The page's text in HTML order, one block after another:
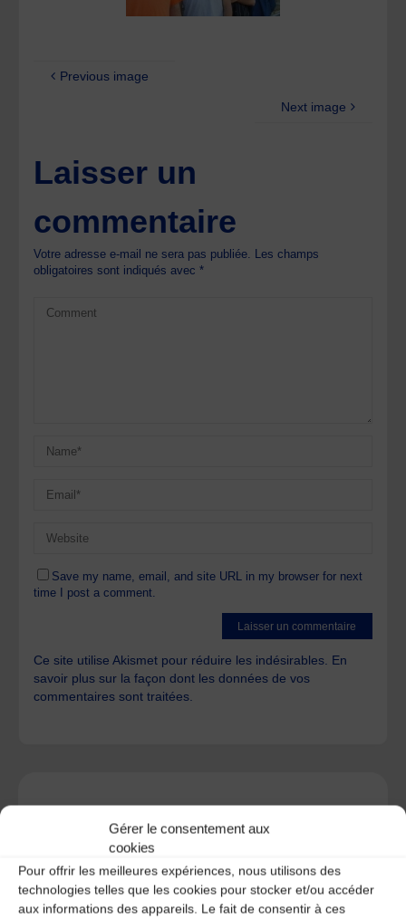
Gérer le consentement aux
cookies
Pour offrir les meilleures expériences, nous utilisons des
technologies telles que les cookies pour stocker et/ou accéder
aux informations des appareils. Le fait de consentir à ces
Previous image
Next image
Laisser un
commentaire
Votre adresse e-mail ne sera pas publiée. Les champs
obligatoires sont indiqués avec*
Save my name, email, and site URL in my browser for next
time I post a comment.
Ce site utilise Akismet pour réduire les indésirables. En
savoir plus sur la façon dont les données de vos
commentaires sont traitées.
A DECOUVRIR :